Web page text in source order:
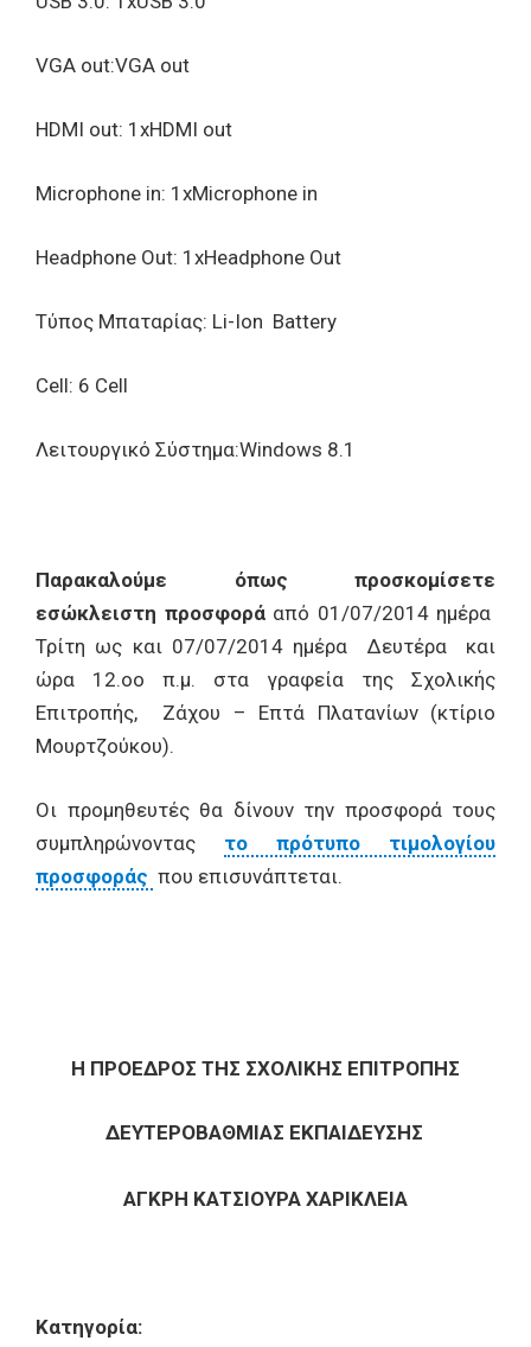
VGA out:VGA out
HDMI out: 1xHDMI out
Microphone in: 1xMicrophone in
Headphone Out: 1xHeadphone Out
Τύπος Μπαταρίας: Li-Ion Battery
Cell: 6 Cell
Λειτουργικό Σύστημα:Windows 8.1
Παρακαλούμε όπως προσκομίσετε
εσώκλειστη προσφορά από 01/07/2014 ημέρα
Τρίτη ως και 07/07/2014 ημέρα Δευτέρα και
ώρα 12.οο π.μ. στα γραφεία της Σχολικής
Επιτροπής, Ζάχου – Επτά Πλατανίων (κτίριο
Μουρτζούκου).
Oι προμηθευτές θα δίνουν την προσφορά τους
συμπληρώνοντας το πρότυπο τιμολογίου
προσφοράς που επισυνάπτεται.
Η ΠΡΟΕΔΡΟΣ ΤΗΣ ΣΧΟΛΙΚΗΣ ΕΠΙΤΡΟΠΗΣ
ΔΕΥΤΕΡΟΒΑΘΜΙΑΣ ΕΚΠΑΙΔΕΥΣΗΣ
ΑΓΚΡΗ ΚΑΤΣΙΟΥΡΑ ΧΑΡΙΚΛΕΙΑ
Κατηγορία: